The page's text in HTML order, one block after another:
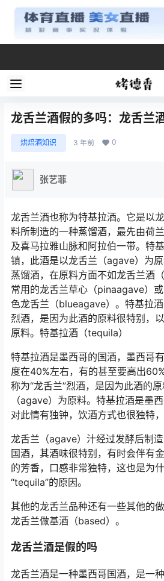
龙舌兰酒假的多吗：龙舌兰
烘焙酒知识 3 年前 0
张艺菲
龙舌兰酒也称为特基拉酒。它是以
料所制造的一种蒸馏酒，最先由荷
及喜马拉雅山脉和阿拉伯一带。特
镇，此酒是以龙舌兰（agave）为
蒸馏酒，在原料方面不如龙舌兰酒
常用的龙舌兰草心（pinaagave）
色龙舌兰（blueagave）。特基拉
烈酒，是因为此酒的原料很特别，
原料。特基拉酒（tequila）
特基拉酒是墨西哥的国酒，墨西哥
度在40%左右，有的甚至要高出
称为“龙舌兰”烈酒，是因为此酒的
（agave）为原料。特基拉酒是墨
对此情有独钟，饮酒方式也很独特，
龙舌兰（agave）汁经过发酵后制
国酒，其酒味很特别，有时会伴有
的芳香，口感非常独特，这也是为
“tequila”的原因。
其他的龙舌兰品种还有一些其他的
龙舌兰做基酒（based）。
龙舌兰酒是假的吗
龙舌兰酒是一种墨西哥国酒，是一